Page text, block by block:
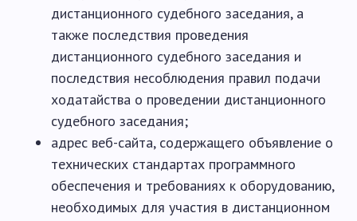
дистанционного судебного заседания, а
также последствия проведения
дистанционного судебного заседания и
последствия несоблюдения правил подачи
ходатайства о проведении дистанционного
судебного заседания;
адрес веб-сайта, содержащего объявление о
технических стандартах программного
обеспечения и требованиях к оборудованию,
необходимых для участия в дистанционном